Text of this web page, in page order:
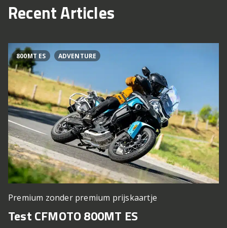
Recent Articles
800MT ES ADVENTURE
Premium zonder premium prijskaartje
Test CFMOTO 800MT ES